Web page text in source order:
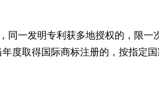
一发明专利获多地授权的，限一
度取得国际商标注册的，按指定